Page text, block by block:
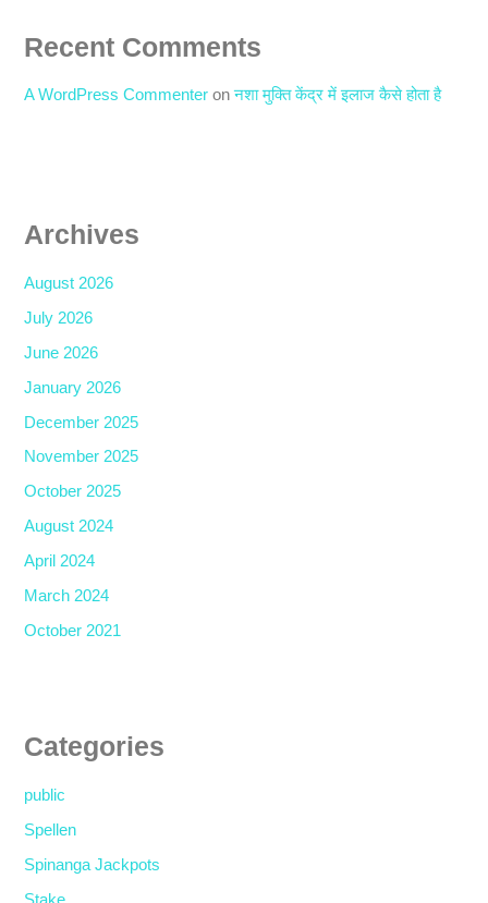
Recent Comments
A WordPress Commenter onनशा मुक्ति केंद्र में इलाज कैसे होता है
Archives
August 2026
July 2026
June 2026
January 2026
December 2025
November 2025
October 2025
August 2024
April 2024
March 2024
October 2021
Categories
public
Spellen
Spinanga Jackpots
Stake